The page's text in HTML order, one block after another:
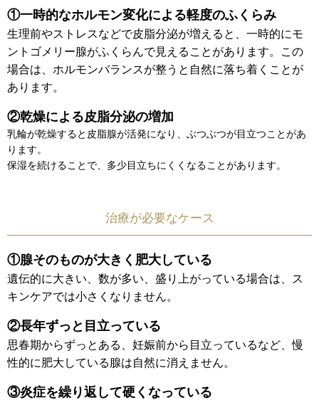
①一時的なホルモン変化による軽度のふくらみ
生理前やストレスなどで皮脂分泌が増えると、一時的にモ
ントゴメリー腺がふくらんで見えることがあります。この
場合は、ホルモンバランスが整うと自然に落ち着くことが
あります。
②乾燥による皮脂分泌の増加
乳輪が乾燥すると皮脂腺が活発になり、ぶつぶつが目立つことがあ
ります。
保湿を続けることで、多少目立ちにくくなることがあります。
治療が必要なケース
①腺そのものが大きく肥大している
遺伝的に大きい、数が多い、盛り上がっている場合は、ス
キンケアでは小さくなりません。
②長年ずっと目立っている
思春期からずっとある、妊娠前から目立っているなど、慢
性的に肥大している腺は自然に消えません。
③炎症を繰り返して硬くなっている